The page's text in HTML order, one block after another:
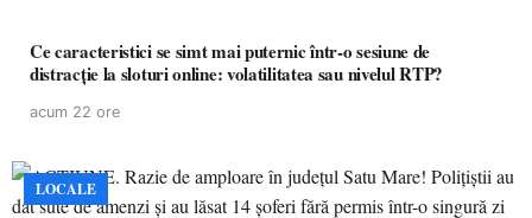
Ce caracteristici se simt mai puternic într-o sesiune de
distracție la sloturi online: volatilitatea sau nivelul RTP?
acum 22 ore
LOCALE